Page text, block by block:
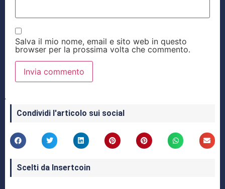
Salva il mio nome, email e sito web in questo
browser per la prossima volta che commento.
Condividi l'articolo sui social
Scelti da Insertcoin